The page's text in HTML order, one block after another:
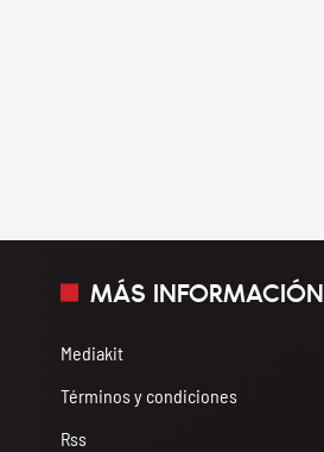
MÁS INFORMACIÓN
Mediakit
Términos y condiciones
Rss